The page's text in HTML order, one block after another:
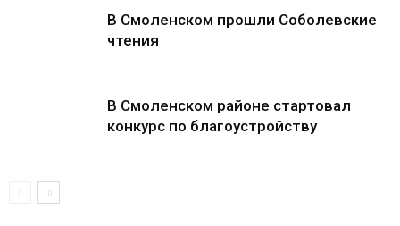
В Смоленском прошли Соболевские
чтения
В Смоленском районе стартовал
конкурс по благоустройству